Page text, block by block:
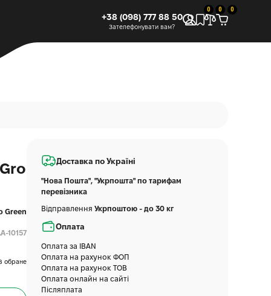
+38 (098) 777 88 50
Зателефонувати вам?
0 0 0
Green
10157
обране
Доставка по Україні
"Нова Пошта", "Укрпошта" по тарифам
перевізника
Відправлення Укрпоштою - до 30 кг
Оплата
Оплата за IBAN
Оплата на рахунок ФОП
Оплата на рахунок ТОВ
Оплата онлайн на сайті
Післяплата